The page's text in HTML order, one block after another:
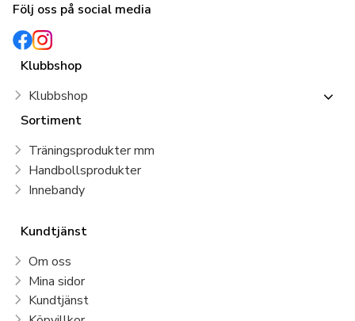
Följ oss på social media
Klubbshop
Klubbshop
Sortiment
Träningsprodukter mm
Handbollsprodukter
Innebandy
Kundtjänst
Om oss
Mina sidor
Kundtjänst